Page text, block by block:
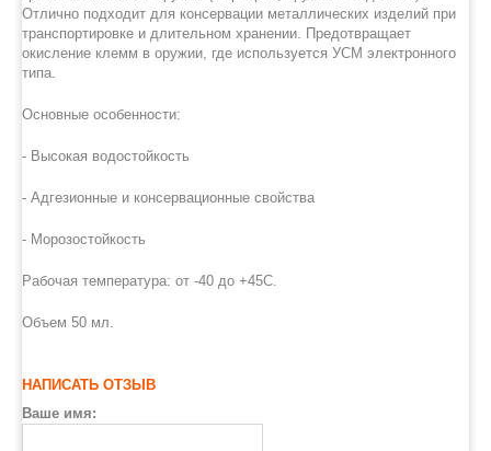
Отлично подходит для консервации металлических изделий при
транспортировке и длительном хранении. Предотвращает
окисление клемм в оружии, где используется УСМ электронного
типа.
Основные особенности:
- Высокая водостойкость
- Адгезионные и консервационные свойства
- Морозостойкость
Рабочая температура: от -40 до +45С.
Объем 50 мл.
НАПИСАТЬ ОТЗЫВ
Ваше имя: